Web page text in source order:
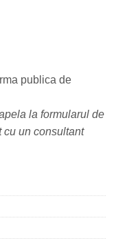
publica de
la formularul de
cu un consultant